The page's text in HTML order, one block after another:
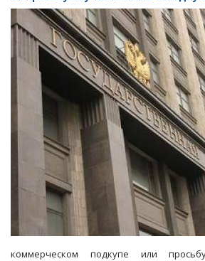
Плюс»
приговорили
к
пяти
годам
строгого
режима
коммерческом подкупе или